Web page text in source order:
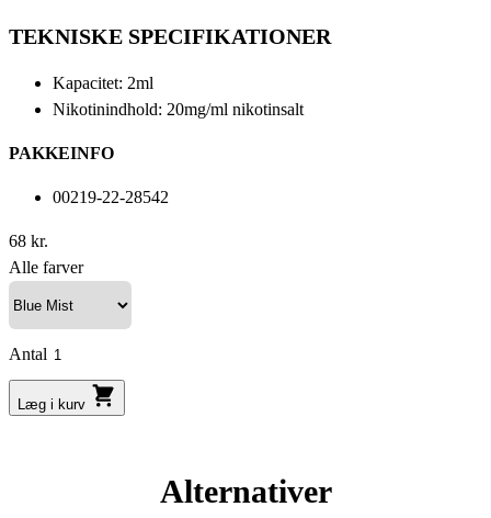
TEKNISKE SPECIFIKATIONER
Kapacitet: 2ml
Nikotinindhold: 20mg/ml nikotinsalt
PAKKEINFO
00219-22-28542
68 kr.
Alle farver
Antal
Læg i kurv
Alternativer